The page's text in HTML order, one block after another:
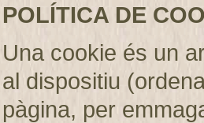
POLÍTICA DE
Una cookie és un
al dispositiu
pàgina, per